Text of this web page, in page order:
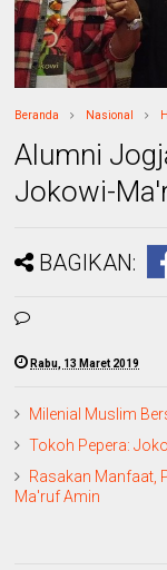
Beranda Nasional
Alumni
Jokowi-
BAGIKAN:
Rabu, 13 Maret 2019
Milenial Muslim
Tokoh Pepera:
Rasakan Manfaat,
Ma'ruf Amin